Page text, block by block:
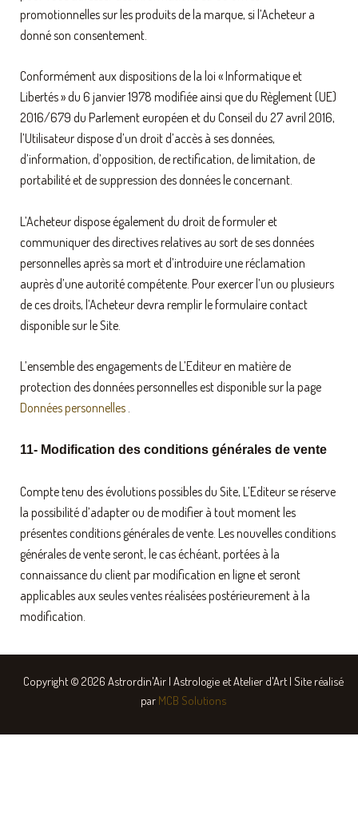
promotionnelles sur les produits de la marque, si l’Acheteur a
donné son consentement.
Conformément aux dispositions de la loi « Informatique et
Libertés » du 6 janvier 1978 modifiée ainsi que du Règlement (UE)
2016/679 du Parlement européen et du Conseil du 27 avril 2016,
l’Utilisateur dispose d’un droit d’accès à ses données,
d’information, d’opposition, de rectification, de limitation, de
portabilité et de suppression des données le concernant.
L’Acheteur dispose également du droit de formuler et
communiquer des directives relatives au sort de ses données
personnelles après sa mort et d’introduire une réclamation
auprès d’une autorité compétente. Pour exercer l’un ou plusieurs
de ces droits, l’Acheteur devra remplir le formulaire contact
disponible sur le Site.
L’ensemble des engagements de L’Editeur en matière de
protection des données personnelles est disponible sur la page
Données personnelles .
11- Modification des conditions générales de vente
Compte tenu des évolutions possibles du Site, L’Editeur se réserve
la possibilité d’adapter ou de modifier à tout moment les
présentes conditions générales de vente. Les nouvelles conditions
générales de vente seront, le cas échéant, portées à la
connaissance du client par modification en ligne et seront
applicables aux seules ventes réalisées postérieurement à la
modification.
Copyright © 2026 Astrordin'Air | Astrologie et Atelier d'Art | Site réalisé
par MCB Solutions